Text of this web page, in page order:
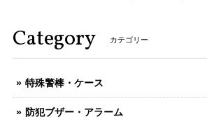
Category カテゴリー
特殊警棒・ケース
防犯ブザー・アラーム